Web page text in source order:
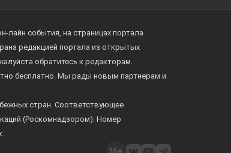
лайн события, на страницах портала
редакцией портала из открытых
обратитесь к редакторам.
бесплатно. Мы рады новым партнерам и
стран. Соответствующее
(Роскомнадзором). Номер